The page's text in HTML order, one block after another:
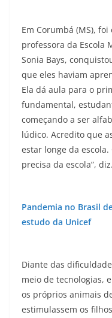
Em Corumbá (MS),
professora da Escola
Sonia Bays,
que eles haviam
Ela dá aula para o
fundamental,
começando a ser
lúdico. Acredito que
estar longe da
precisa da escola”, diz.
Pandemia no Brasil
estudo da Unicef
Diante das
meio de tecnologias,
os próprios animais
estimulassem os